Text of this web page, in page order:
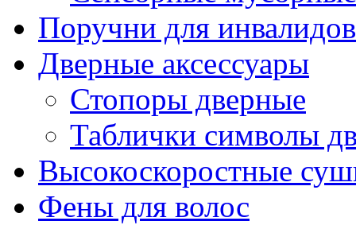
Поручни для инвалидов
Дверные аксессуары
Стопоры дверные
Таблички символы
Высокоскоростные
Фены для волос